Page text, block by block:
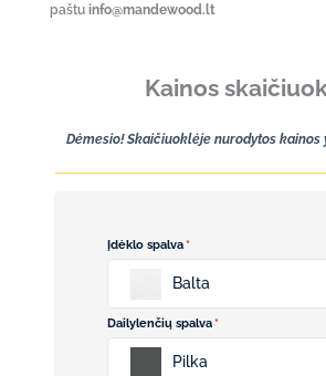
paštu info@mandewood.lt
Kainos
Dėmesio! Skaičiuoklėje nurodytos kainos
Įdėklo spalva*
Balta
Dailylenčių spalva*
Pilka